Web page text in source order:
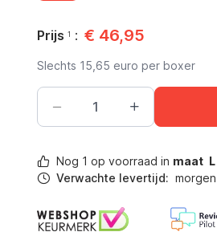
Prijs1 : € 46,95
Slechts 15,65 euro per boxer
Nog 1 op voorraad in maat L
Verwachte levertijd: